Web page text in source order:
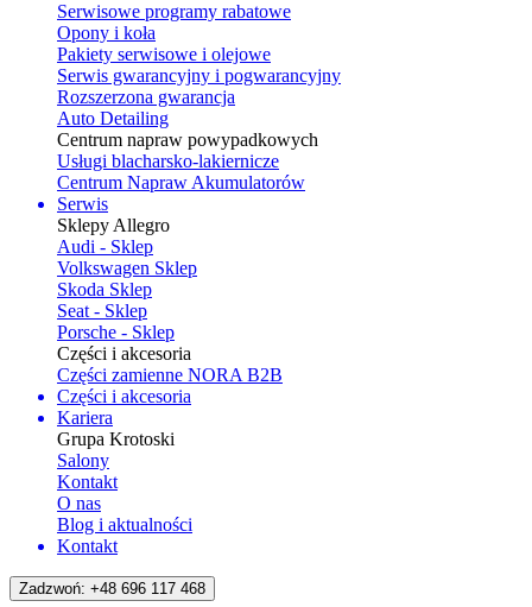
Serwisowe programy rabatowe
Opony i koła
Pakiety serwisowe i olejowe
Serwis gwarancyjny i pogwarancyjny
Rozszerzona gwarancja
Auto Detailing
Centrum napraw powypadkowych
Usługi blacharsko-lakiernicze
Centrum Napraw Akumulatorów
Serwis
Sklepy Allegro
Audi - Sklep
Volkswagen Sklep
Skoda Sklep
Seat - Sklep
Porsche - Sklep
Części i akcesoria
Części zamienne NORA B2B
Części i akcesoria
Kariera
Grupa Krotoski
Salony
Kontakt
O nas
Blog i aktualności
Kontakt
Zadzwoń: +48 696 117 468